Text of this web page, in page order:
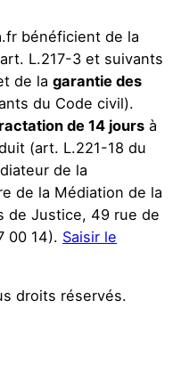
bénéficient de la
L.217-3 et suivants
de la garantie des
du Code civil).
de 14 jours à
(art. L.221-18 du
de la
de la Médiation de la
de Justice, 49 rue de
00 14). Saisir le
droits réservés.